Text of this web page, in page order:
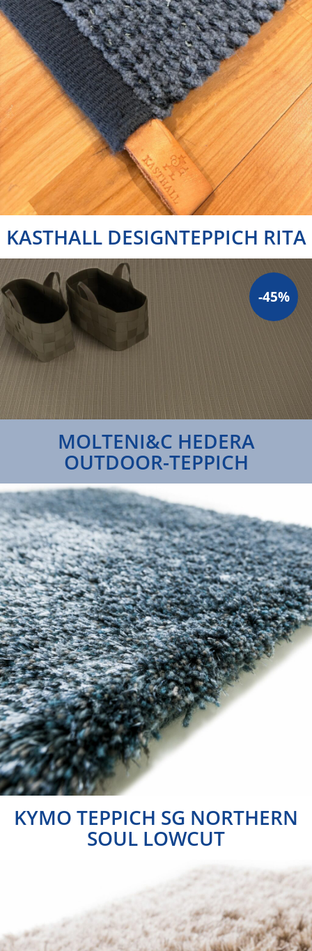
KASTHALL DESIGNTEPPICH RITA
-45%
MOLTENI&C HEDERA
OUTDOOR-TEPPICH
KYMO TEPPICH SG NORTHERN
SOUL LOWCUT